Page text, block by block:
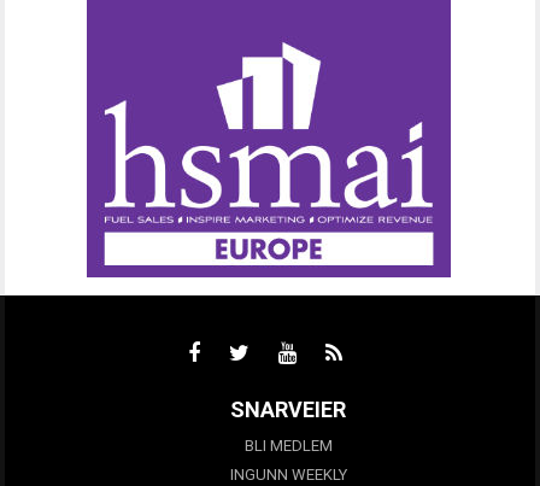
SNARVEIER
BLI MEDLEM
INGUNN WEEKLY